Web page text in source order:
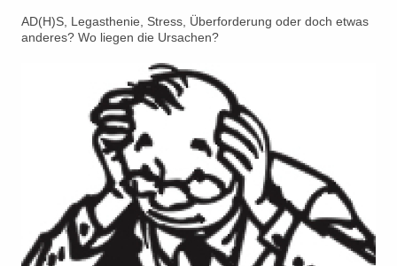
AD(H)S, Legasthenie, Stress, Überforderung oder doch etwas
anderes? Wo liegen die Ursachen?